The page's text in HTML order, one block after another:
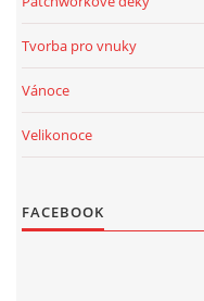
Tvorba pro vnuky
Vánoce
Velikonoce
FACEBOOK